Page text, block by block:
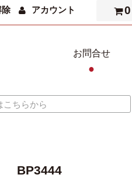
除 アカウント 0
お問合せ
●
BP3444